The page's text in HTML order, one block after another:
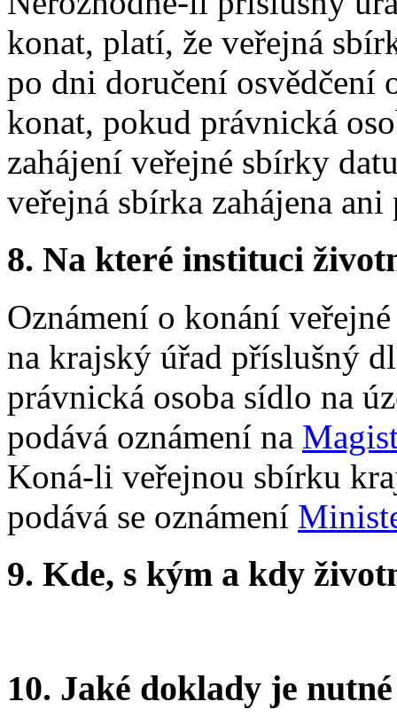
konat, platí, že veřejná
po dni doručení osvědčení
konat, pokud právnická
zahájení veřejné sbírky
veřejná sbírka zahájena ani
8. Na které instituci
Oznámení o konání
na krajský úřad příslušný
právnická osoba sídlo na
podává oznámení na
Koná-li veřejnou sbírku
podává se oznámení
9. Kde, s kým a kdy
10. Jaké doklady je